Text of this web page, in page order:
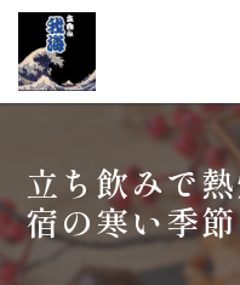
立ち飲みで
宿の寒い季